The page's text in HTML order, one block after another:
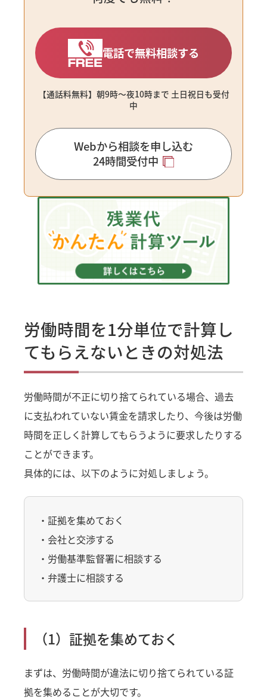
電話で無料相談する
【通話料無料】朝9時〜夜10時まで ⼟⽇祝⽇も受付
中
Webから相談を申し込む
24時間受付中
労働時間を1分単位で計算し
てもらえないときの対処法
労働時間が不正に切り捨てられている場合、過去
に支払われていない賃金を請求したり、今後は労働
時間を正しく計算してもらうように要求したりする
ことができます。
具体的には、以下のように対処しましょう。
・証拠を集めておく
・会社と交渉する
・労働基準監督署に相談する
・弁護士に相談する
（1）証拠を集めておく
まずは、労働時間が違法に切り捨てられている証
拠を集めることが大切です。